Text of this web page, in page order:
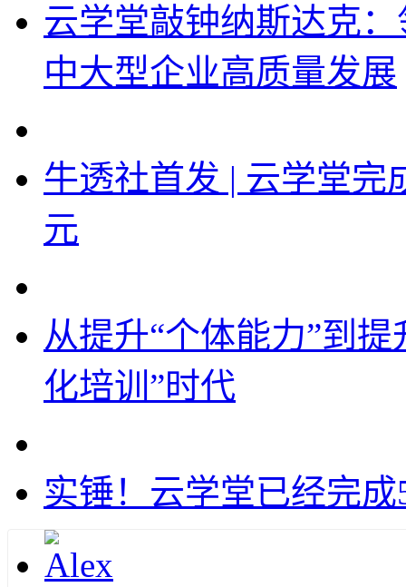
云学堂敲钟纳斯达克
中大型企业高质量发展
牛透社首发 | 云学堂完
元
从提升“个体能力”到
化培训”时代
实锤！云学堂已经完